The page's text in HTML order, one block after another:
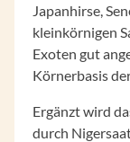
Japanhirse,
kleinkörnigen
Exoten gut
Körnerbasis
Ergänzt wird
durch